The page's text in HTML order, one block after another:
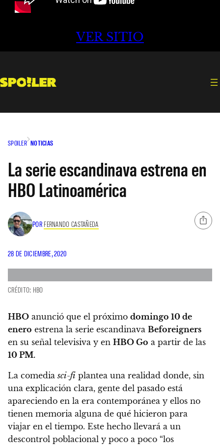
VER SITIO
SPOILER NOTICIAS
La serie escandinava estrena en
HBO Latinoamérica
POR FERNANDO CASTAÑEDA
28 DE DICIEMBRE, 2020
CRÉDITO: HBO
HBO anunció que el próximo domingo 10 de
enero estrena la serie escandinava Beforeigners
en su señal televisiva y en HBO Go a partir de las
10 PM.
La comediasci-fi plantea una realidad donde, sin
una explicación clara, gente del pasado está
apareciendo en la era contemporánea y ellos no
tienen memoria alguna de qué hicieron para
viajar en el tiempo. Este hecho llevará a un
descontrol poblacional y poco a poco “los